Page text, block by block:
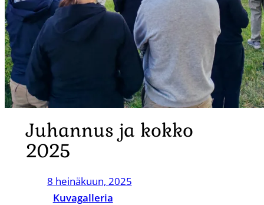
Juhannus ja kokko
2025
8 heinäkuun, 2025
Kuvagalleria